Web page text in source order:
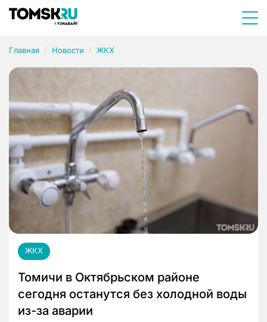
Главная Новости ЖКХ
ЖКХ
Томичи в Октябрьском районе
сегодня останутся без холодной воды
из-за аварии